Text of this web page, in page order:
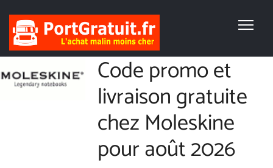
Code promo et
livraison gratuite
chez Moleskine
pour août 2026